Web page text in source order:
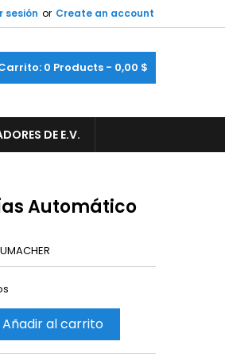
sesión or Create an account
0 Products - 0,00 $
DE E.V.
Automático
Añadir al carrito